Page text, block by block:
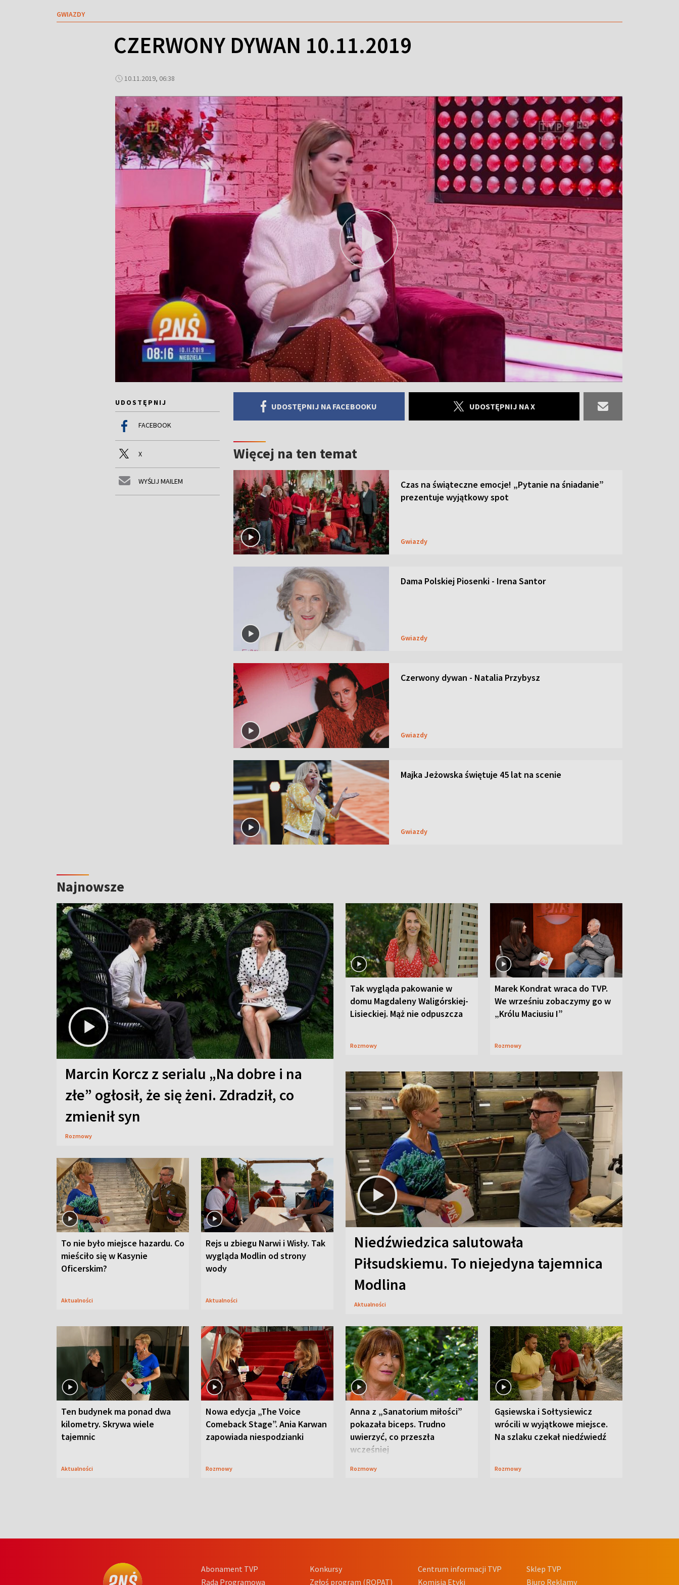
GWIAZDY
CZERWONY DYWAN 10.11.2019
10.11.2019, 06:38
UDOSTĘPNIJ
FACEBOOK
X
WYŚLIJ MAILEM
UDOSTĘPNIJ NA FACEBOOKU UDOSTĘPNIJ NA X
Więcej na ten temat
Czas na świąteczne emocje! „Pytanie na śniadanie”
prezentuje wyjątkowy spot
Gwiazdy
Dama Polskiej Piosenki - Irena Santor
Gwiazdy
Czerwony dywan - Natalia Przybysz
Gwiazdy
Majka Jeżowska świętuje 45 lat na scenie
Gwiazdy
Najnowsze
Marcin Korcz z serialu „Na dobre i na
złe” ogłosił, że się żeni. Zdradził, co
zmienił syn
Rozmowy
Tak wygląda pakowanie w
domu Magdaleny Waligórskiej-
Lisieckiej. Mąż nie odpuszcza
Rozmowy
Marek Kondrat wraca do TVP.
We wrześniu zobaczymy go w
„Królu Maciusiu I”
Rozmowy
To nie było miejsce hazardu. Co
mieściło się w Kasynie
Oficerskim?
Aktualności
Rejs u zbiegu Narwi i Wisły. Tak
wygląda Modlin od strony
wody
Aktualności
Niedźwiedzica salutowała
Piłsudskiemu. To niejedyna tajemnica
Modlina
Aktualności
Ten budynek ma ponad dwa
kilometry. Skrywa wiele
tajemnic
Aktualności
Nowa edycja „The Voice
Comeback Stage”. Ania Karwan
zapowiada niespodzianki
Rozmowy
Anna z „Sanatorium miłości”
pokazała biceps. Trudno
uwierzyć, co przeszła
wcześniej
Rozmowy
Gąsiewska i Sołtysiewicz
wrócili w wyjątkowe miejsce.
Na szlaku czekał niedźwiedź
Rozmowy
Abonament TVP
Rada Programowa
Konkursy
Zgłoś program (ROPAT)
Centrum informacji TVP
Komisja Etyki
Sklep TVP
Biuro Reklamy